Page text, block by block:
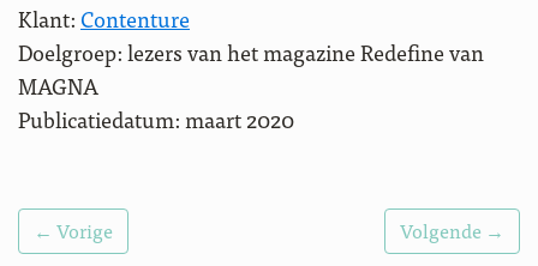
Klant: Contenture
Doelgroep: lezers van het magazine Redefine van
MAGNA
Publicatiedatum: maart 2020
← Vorige Volgende →